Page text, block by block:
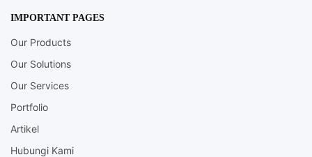
IMPORTANT PAGES
Our Products
Our Solutions
Our Services
Portfolio
Artikel
Hubungi Kami